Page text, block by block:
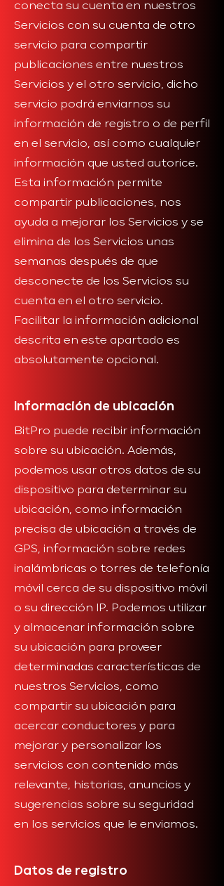
conecta su cuenta en nuestros
Servicios con su cuenta de otro
servicio para compartir
publicaciones entre nuestros
Servicios y el otro servicio, dicho
servicio podrá enviarnos su
información de registro o de perfil
en el servicio, así como cualquier
información que usted autorice.
Esta información permite
compartir publicaciones, nos
ayuda a mejorar los Servicios y se
elimina de los Servicios unas
semanas después de que
desconecte de los Servicios su
cuenta en el otro servicio.
Facilitar la información adicional
descrita en este apartado es
absolutamente opcional.
Información de ubicación
BitPro puede recibir información
sobre su ubicación. Además,
podemos usar otros datos de su
dispositivo para determinar su
ubicación, como información
precisa de ubicación a través de
GPS, información sobre redes
inalámbricas o torres de telefonía
móvil cerca de su dispositivo móvil
o su dirección IP. Podemos utilizar
y almacenar información sobre
su ubicación para proveer
determinadas características de
nuestros Servicios, como
compartir su ubicación para
acercar conductores y para
mejorar y personalizar los
servicios con contenido más
relevante, historias, anuncios y
sugerencias sobre su seguridad
en los servicios que le enviamos.
Datos de registro